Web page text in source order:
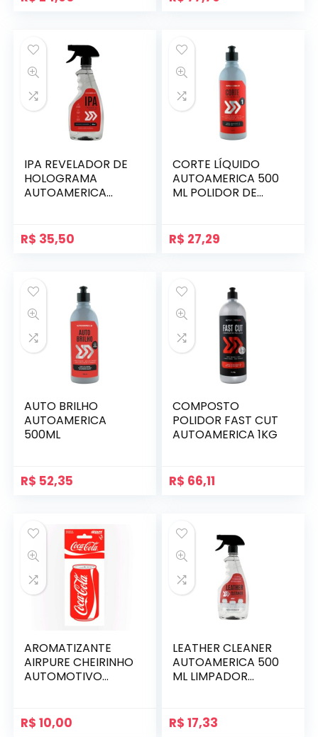
IPA REVELADOR DE
HOLOGRAMA
AUTOAMERICA
R$ 35,50
CORTE LÍQUIDO
AUTOAMERICA 500
ML POLIDOR DE
R$ 27,29
AUTO BRILHO
AUTOAMERICA
500ML
R$ 52,35
COMPOSTO
POLIDOR FAST CUT
AUTOAMERICA 1KG
R$ 66,11
AROMATIZANTE
AIRPURE CHEIRINHO
AUTOMOTIVO
R$ 10,00
LEATHER CLEANER
AUTOAMERICA 500
ML LIMPADOR
R$ 17,33